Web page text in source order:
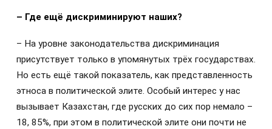
– Где ещё дискриминируют наших?
– На уровне законодательства дискриминация
присутствует только в упомянутых трёх государствах.
Но есть ещё такой показатель, как представленность
этноса в политической элите. Особый интерес у нас
вызывает Казахстан, где русских до сих пор немало –
18, 85%, при этом в политической элите они почти не